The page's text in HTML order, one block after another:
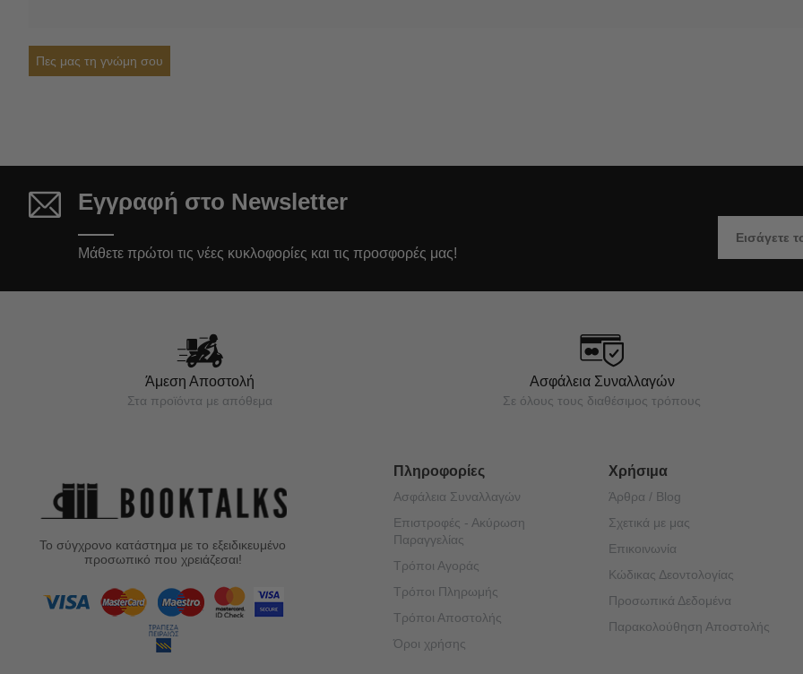
Πες μας τη γνώμη σου
Εγγραφή στο Newsletter
Μάθετε πρώτοι τις νέες κυκλοφορίες και τις προσφορές μας!
Άμεση Αποστολή
Στα προϊόντα με απόθεμα
Ασφάλεια Συναλλαγών
Σε όλους τους διαθέσιμος τρόπους
Το σύγχρονο κατάστημα με το εξειδικευμένο
προσωπικό που χρειάζεσαι!
Πληροφορίες
Ασφάλεια Συναλλαγών
Επιστροφές - Ακύρωση
Παραγγελίας
Τρόποι Αγοράς
Τρόποι Πληρωμής
Τρόποι Αποστολής
Όροι χρήσης
Χρήσιμα
Άρθρα / Blog
Σχετικά με μας
Επικοινωνία
Κώδικας Δεοντολογίας
Προσωπικά Δεδομένα
Παρακολούθηση Αποστολής